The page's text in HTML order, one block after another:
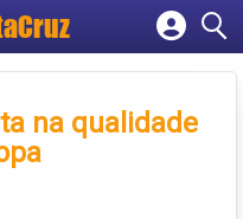
empresa
na qualidade